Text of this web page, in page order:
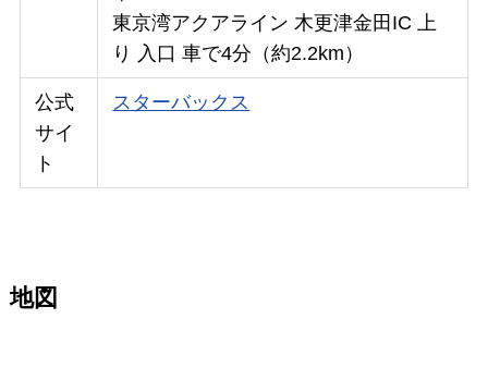
東京湾アクアライン 木更津金田IC 上
り 入口 車で4分（約2.2km）
公式
サイ
ト
スターバックス
地図